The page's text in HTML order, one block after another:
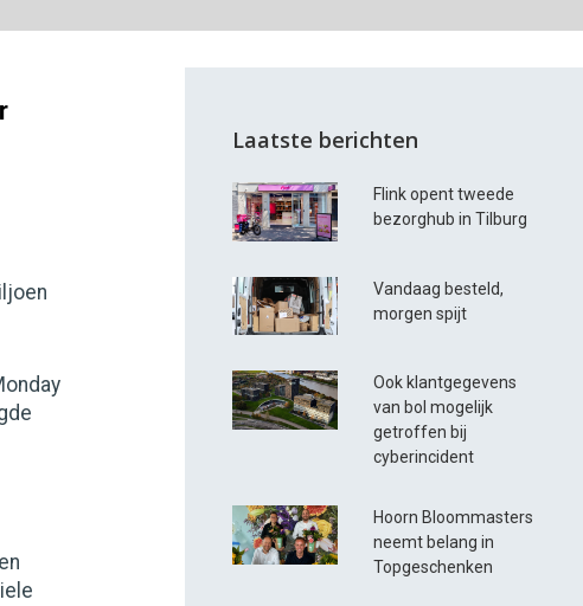
Laatste berichten
Flink opent tweede
bezorghub in Tilburg
Vandaag besteld,
morgen spijt
Ook klantgegevens
van bol mogelijk
getroffen bij
cyberincident
Hoorn Bloommasters
neemt belang in
Topgeschenken